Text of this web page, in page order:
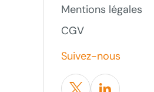
Mentions légales
CGV
Suivez-nous
TwitterLinkedin